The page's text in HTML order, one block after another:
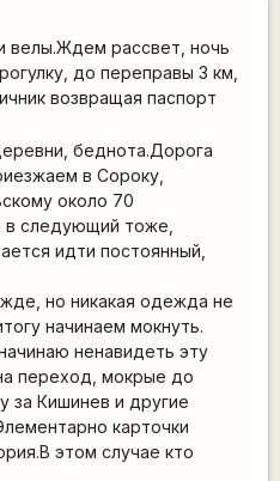
велы.Ждем рассвет, ночь
до переправы 3 км,
возвращая паспорт
беднота.Дорога
в Сороку,
около 70
в следующий тоже,
идти постоянный,
но никакая одежда не
начинаем мокнуть.
ненавидеть эту
переход, мокрые до
за Кишинев и другие
карточки
этом случае кто